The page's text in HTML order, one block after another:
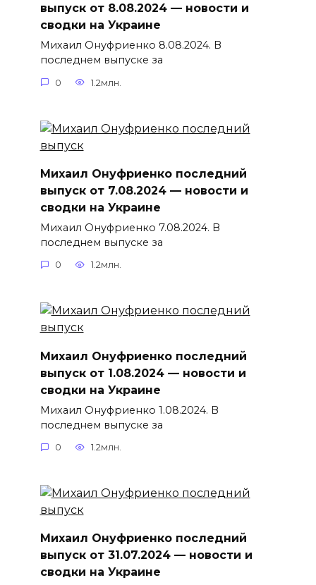
выпуск от 8.08.2024 — новости и
сводки на Украине
Михаил Онуфриенко 8.08.2024. В
последнем выпуске за
0 1.2млн.
Михаил Онуфриенко последний
выпуск от 7.08.2024 — новости и
сводки на Украине
Михаил Онуфриенко 7.08.2024. В
последнем выпуске за
0 1.2млн.
Михаил Онуфриенко последний
выпуск от 1.08.2024 — новости и
сводки на Украине
Михаил Онуфриенко 1.08.2024. В
последнем выпуске за
0 1.2млн.
Михаил Онуфриенко последний
выпуск от 31.07.2024 — новости и
сводки на Украине